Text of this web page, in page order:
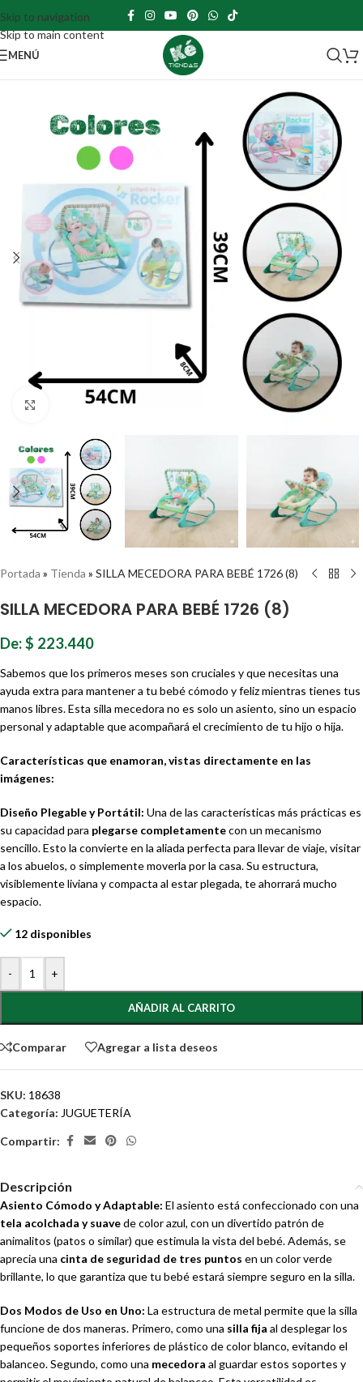
Skip to navigation
Skip to main content
MENÚ
Haz clic para ampliar
Portada » Tienda » SILLA MECEDORA PARA BEBÉ 1726 (8)
SILLA MECEDORA PARA BEBÉ 1726 (8)
De:$ 223.440
Sabemos que los primeros meses son cruciales y que necesitas una
ayuda extra para mantener a tu bebé cómodo y feliz mientras tienes tus
manos libres. Esta silla mecedora no es solo un asiento, sino un espacio
personal y adaptable que acompañará el crecimiento de tu hijo o hija.
Características que enamoran, vistas directamente en las
imágenes:
Diseño Plegable y Portátil: Una de las características más prácticas es
su capacidad para plegarse completamentecon un mecanismo
sencillo. Esto la convierte en la aliada perfecta para llevar de viaje, visitar
a los abuelos, o simplemente moverla por la casa. Su estructura,
visiblemente liviana y compacta al estar plegada, te ahorrará mucho
espacio.
12 disponibles
- +
AÑADIR AL CARRITO
Comparar Agregar a lista deseos
SKU: 18638
Categoría: JUGUETERÍA
Compartir:
Descripción
Asiento Cómodo y Adaptable: El asiento está confeccionado con una
tela acolchada y suavede color azul, con un divertido patrón de
animalitos (patos o similar) que estimula la vista del bebé. Además, se
aprecia una cinta de seguridad de tres puntos en un color verde
brillante, lo que garantiza que tu bebé estará siempre seguro en la silla.
Dos Modos de Uso en Uno: La estructura de metal permite que la silla
funcione de dos maneras. Primero, como una silla fija al desplegar los
pequeños soportes inferiores de plástico de color blanco, evitando el
balanceo. Segundo, como una mecedora al guardar estos soportes y